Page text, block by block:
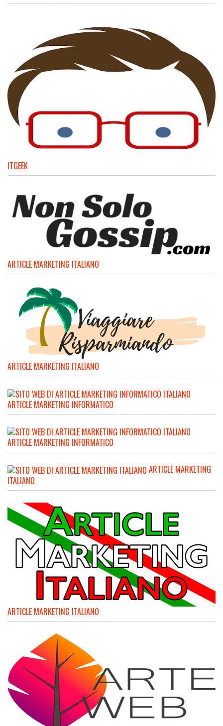
ITGEEK
ARTICLE MARKETING ITALIANO
ARTICLE MARKETING ITALIANO
ARTICLE MARKETING INFORMATICO
ARTICLE MARKETING INFORMATICO
ARTICLE MARKETING
ITALIANO
ARTICLE MARKETING ITALIANO